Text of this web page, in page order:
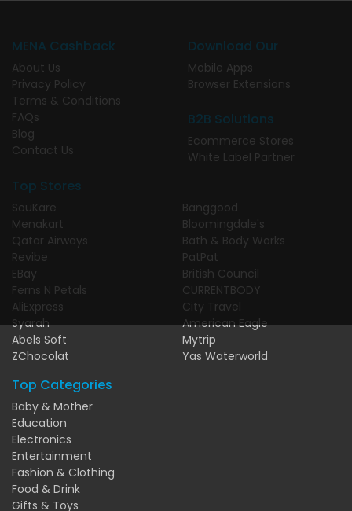
MENA Cashback
About Us
Privacy Policy
Terms & Conditions
FAQs
Blog
Contact Us
Download Our
Mobile Apps
Browser Extensions
B2B Solutions
Ecommerce Stores
White Label Partner
Top Stores
SouKare
Menakart
Qatar Airways
Revibe
EBay
Ferns N Petals
AliExpress
Syarah
Abels Soft
ZChocolat
Banggood
Bloomingdale's
Bath & Body Works
PatPat
British Council
CURRENTBODY
City Travel
American Eagle
Mytrip
Yas Waterworld
Top Categories
Baby & Mother
Education
Electronics
Entertainment
Fashion & Clothing
Food & Drink
Gifts & Toys